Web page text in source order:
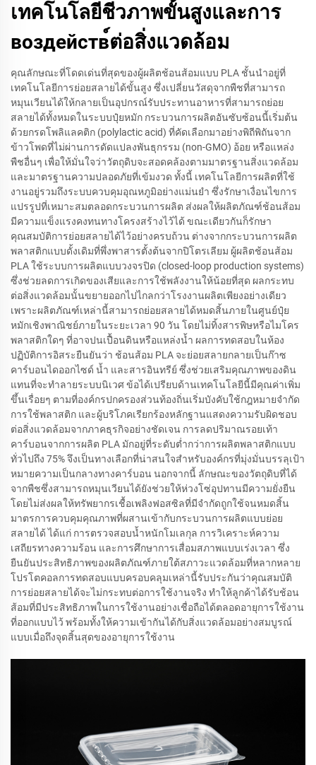
เทคโนโลยีชีวภาพขั้นสูงและการ
воздейств์ต่อสิ่งแวดล้อม
คุณลักษณะที่โดดเด่นที่สุดของผู้ผลิตช้อนส้อมแบบ PLA ชั้นนำอยู่ที่
เทคโนโลยีการย่อยสลายได้ขั้นสูง ซึ่งเปลี่ยนวัสดุจากพืชที่สามารถ
หมุนเวียนได้ให้กลายเป็นอุปกรณ์รับประทานอาหารที่สามารถย่อย
สลายได้ทั้งหมดในระบบปุ๋ยหมัก กระบวนการผลิตอันซับซ้อนนี้เริ่มต้น
ด้วยกรดโพลิแลคติก (polylactic acid) ที่คัดเลือกมาอย่างพิถีพิถันจาก
ข้าวโพดที่ไม่ผ่านการดัดแปลงพันธุกรรม (non-GMO) อ้อย หรือแหล่ง
พืชอื่นๆ เพื่อให้มั่นใจว่าวัตถุดิบจะสอดคล้องตามมาตรฐานสิ่งแวดล้อม
และมาตรฐานความปลอดภัยที่เข้มงวด ทั้งนี้ เทคโนโลยีการผลิตที่ใช้
งานอยู่รวมถึงระบบควบคุมอุณหภูมิอย่างแม่นยำ ซึ่งรักษาเงื่อนไขการ
แปรรูปที่เหมาะสมตลอดกระบวนการผลิต ส่งผลให้ผลิตภัณฑ์ช้อนส้อม
มีความแข็งแรงคงทนทางโครงสร้างไว้ได้ ขณะเดียวกันก็รักษา
คุณสมบัติการย่อยสลายได้ไว้อย่างครบถ้วน ต่างจากกระบวนการผลิต
พลาสติกแบบดั้งเดิมที่พึ่งพาสารตั้งต้นจากปิโตรเลียม ผู้ผลิตช้อนส้อม
PLA ใช้ระบบการผลิตแบบวงจรปิด (closed-loop production systems)
ซึ่งช่วยลดการเกิดของเสียและการใช้พลังงานให้น้อยที่สุด ผลกระทบ
ต่อสิ่งแวดล้อมนั้นขยายออกไปไกลกว่าโรงงานผลิตเพียงอย่างเดียว
เพราะผลิตภัณฑ์เหล่านี้สามารถย่อยสลายได้หมดสิ้นภายในศูนย์ปุ๋ย
หมักเชิงพาณิชย์ภายในระยะเวลา 90 วัน โดยไม่ทิ้งสารพิษหรือไมโคร
พลาสติกใดๆ ที่อาจปนเปื้อนดินหรือแหล่งน้ำ ผลการทดสอบในห้อง
ปฏิบัติการอิสระยืนยันว่า ช้อนส้อม PLA จะย่อยสลายกลายเป็นก๊าซ
คาร์บอนไดออกไซด์ น้ำ และสารอินทรีย์ ซึ่งช่วยเสริมคุณภาพของดิน
แทนที่จะทำลายระบบนิเวศ ข้อได้เปรียบด้านเทคโนโลยีนี้มีคุณค่าเพิ่ม
ขึ้นเรื่อยๆ ตามที่องค์กรปกครองส่วนท้องถิ่นเริ่มบังคับใช้กฎหมายจำกัด
การใช้พลาสติก และผู้บริโภคเรียกร้องหลักฐานแสดงความรับผิดชอบ
ต่อสิ่งแวดล้อมจากภาคธุรกิจอย่างชัดเจน การลดปริมาณรอยเท้า
คาร์บอนจากการผลิต PLA มักอยู่ที่ระดับต่ำกว่าการผลิตพลาสติกแบบ
ทั่วไปถึง 75% จึงเป็นทางเลือกที่น่าสนใจสำหรับองค์กรที่มุ่งมั่นบรรลุเป้า
หมายความเป็นกลางทางคาร์บอน นอกจากนี้ ลักษณะของวัตถุดิบที่ได้
จากพืชซึ่งสามารถหมุนเวียนได้ยังช่วยให้ห่วงโซ่อุปทานมีความยั่งยืน
โดยไม่ส่งผลให้ทรัพยากรเชื้อเพลิงฟอสซิลที่มีจำกัดถูกใช้จนหมดสิ้น
มาตรการควบคุมคุณภาพที่ผสานเข้ากับกระบวนการผลิตแบบย่อย
สลายได้ ได้แก่ การตรวจสอบน้ำหนักโมเลกุล การวิเคราะห์ความ
เสถียรทางความร้อน และการศึกษาการเสื่อมสภาพแบบเร่งเวลา ซึ่ง
ยืนยันประสิทธิภาพของผลิตภัณฑ์ภายใต้สภาวะแวดล้อมที่หลากหลาย
โปรโตคอลการทดสอบแบบครอบคลุมเหล่านี้รับประกันว่าคุณสมบัติ
การย่อยสลายได้จะไม่กระทบต่อการใช้งานจริง ทำให้ลูกค้าได้รับช้อน
ส้อมที่มีประสิทธิภาพในการใช้งานอย่างเชื่อถือได้ตลอดอายุการใช้งาน
ที่ออกแบบไว้ พร้อมทั้งให้ความเข้ากันได้กับสิ่งแวดล้อมอย่างสมบูรณ์
แบบเมื่อถึงจุดสิ้นสุดของอายุการใช้งาน